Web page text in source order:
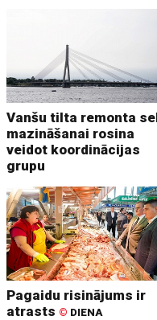
Vanšu tilta remonta
mazināšanai rosina
veidot koordinācijas
grupu
Pagaidu risinājums ir
atrasts © DIENA